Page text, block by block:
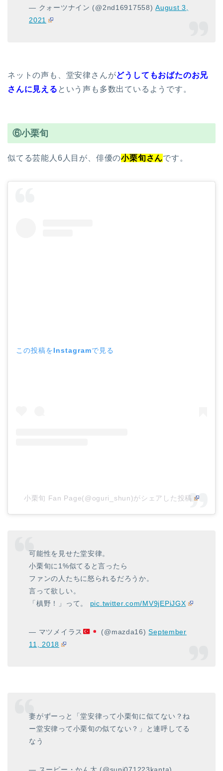
— クォーツナイン (@2nd16917558)August 3,
2021
ネットの声も、堂安律さんがどうしてもおばたのお兄
さんに見える という声も多数出ているようです。
⑥小栗旬
似てる芸能人6人目が、俳優の小栗旬さんです。
この投稿をInstagramで見る
小栗旬 Fan Page(@oguri_shun)がシェアした投稿
可能性を見せた堂安律。
小栗旬に1%似てると言ったら
ファンの人たちに怒られるだろうか。
言って欲しい。
「槙野！」って。 pic.twitter.com/MV9jEPiJGX
— マツメイラス (@mazda16)September
11, 2018
妻がずーっと「堂安律って小栗旬に似てない？ね
ー堂安律って小栗旬の似てない？」と連呼してる
なう